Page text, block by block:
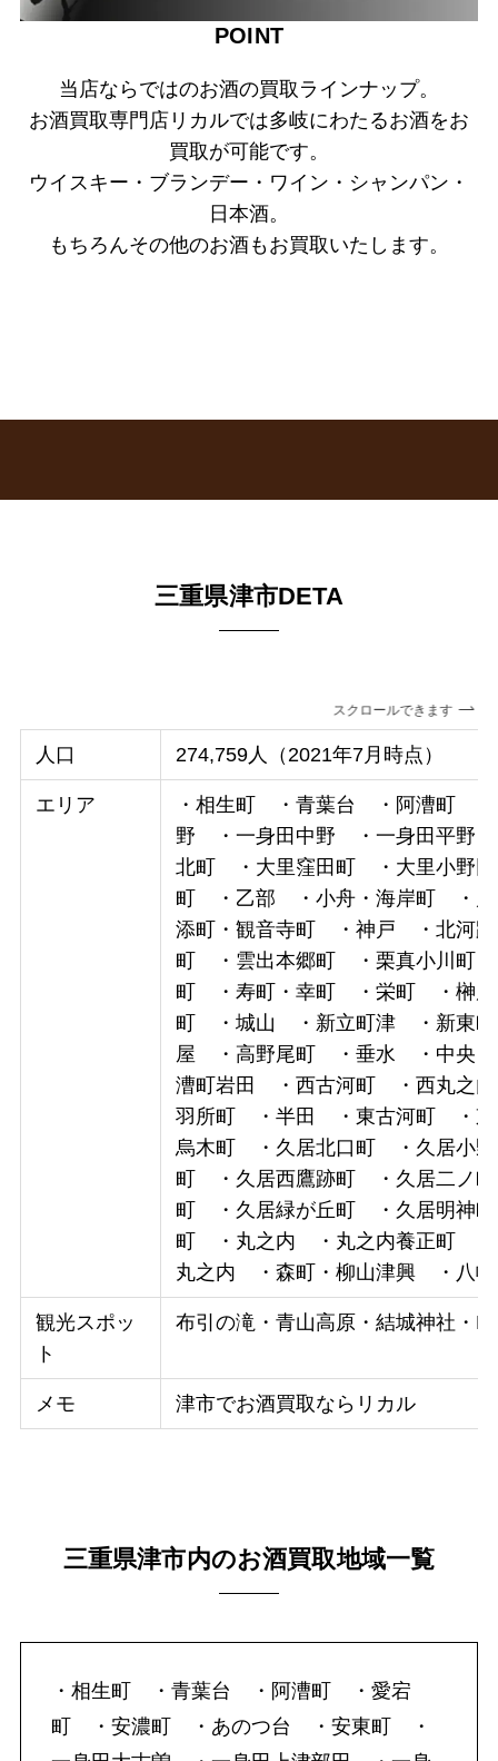
POINT
当店ならではのお酒の買取ラインナップ。
お酒買取専門店リカルでは多岐にわたるお酒をお
買取が可能です。
ウイスキー・ブランデー・ワイン・シャンパン・
日本酒。
もちろんその他のお酒もお買取いたします。
三重県津市DETA
スクロールできます
人口 274,759人（2021年7月時点）
エリア
・相生町 ・青葉台 ・阿漕町
野 ・一身田中野 ・一身田平
北町 ・大里窪田町 ・大里小野
町 ・乙部 ・小舟・海岸町 ・
添町・観音寺町 ・神戸 ・北河
町 ・雲出本郷町 ・栗真小川町
町 ・寿町・幸町 ・栄町 ・榊
町 ・城山 ・新立町津 ・新東
屋 ・高野尾町 ・垂水 ・中央
漕町岩田 ・西古河町 ・西丸之
羽所町 ・半田 ・東古河町 ・
烏木町 ・久居北口町 ・久居小
町 ・久居西鷹跡町 ・久居二ノ
町 ・久居緑が丘町 ・久居明
町 ・丸之内 ・丸之内養正町
丸之内 ・森町・柳山津興 ・八
観光スポッ
ト
布引の滝・青山高原・結城神社・
メモ 津市でお酒買取ならリカル
三重県津市内のお酒買取地域一覧
・相生町 ・青葉台 ・阿漕町 ・愛宕
町 ・安濃町 ・あのつ台 ・安東町 ・